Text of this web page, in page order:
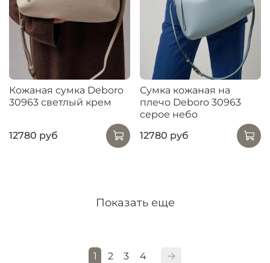
Кожаная сумка Deboro
30963 светлый крем
12780 руб
Сумка кожаная на
плечо Deboro 30963
серое небо
12780 руб
Показать еще
1 2 3 4